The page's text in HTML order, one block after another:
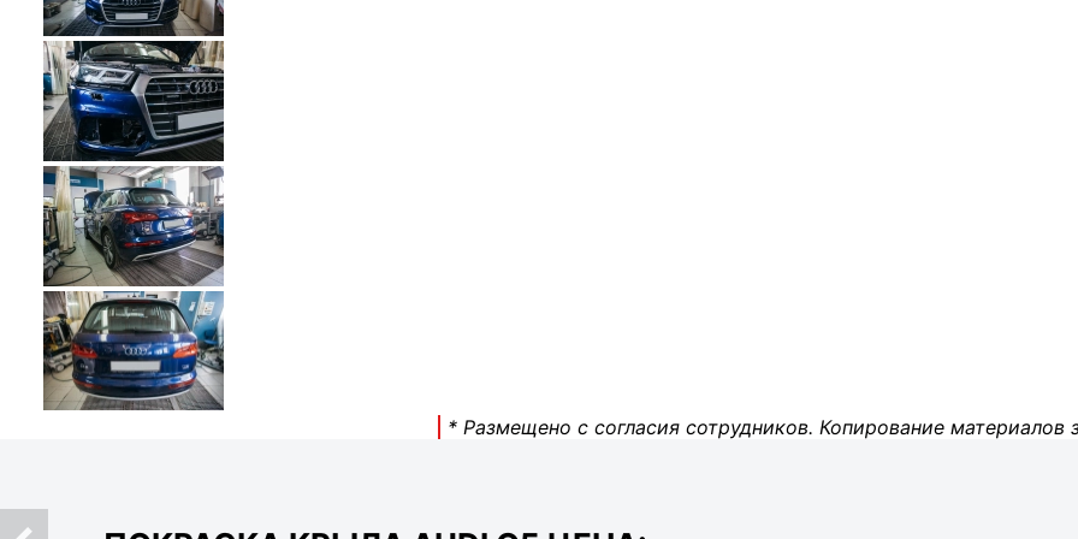
* Размещено с согласия сотрудников. Копирование материалов